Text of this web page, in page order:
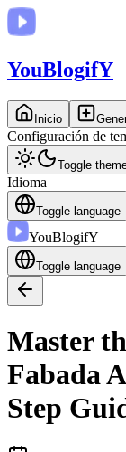
YouBlogifY
Inicio
Configuración de
Toggle
Idioma
Toggle language
YouBlogifY
Toggle language
Master
Fabada
Step